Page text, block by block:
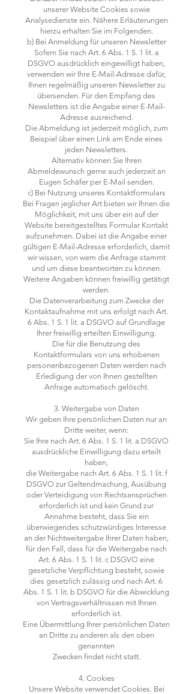
unserer Website Cookies sowie
Analysedienste ein. Nähere Erläuterungen
hierzu erhalten Sie im Folgenden.
b) Bei Anmeldung für unseren Newsletter
Sofern Sie nach Art. 6 Abs. 1 S. 1 lit. a
DSGVO ausdrücklich eingewilligt haben,
verwenden wir Ihre E-Mail-Adresse dafür,
Ihnen regelmäßig unseren Newsletter zu
übersenden. Für den Empfang des
Newsletters ist die Angabe einer E-Mail-
Adresse ausreichend.
Die Abmeldung ist jederzeit möglich, zum
Beispiel über einen Link am Ende eines
jeden Newsletters.
Alternativ können Sie Ihren
Abmeldewunsch gerne auch jederzeit an
Eugen Schäfer per E-Mail senden.
c) Bei Nutzung unseres Kontaktformulars
Bei Fragen jeglicher Art bieten wir Ihnen die
Möglichkeit, mit uns über ein auf der
Website bereitgestelltes Formular Kontakt
aufzunehmen. Dabei ist die Angabe einer
gültigen E-Mail-Adresse erforderlich, damit
wir wissen, von wem die Anfrage stammt
und um diese beantworten zu können.
Weitere Angaben können freiwillig getätigt
werden.
Die Datenverarbeitung zum Zwecke der
Kontaktaufnahme mit uns erfolgt nach Art.
6 Abs. 1 S. 1 lit. a DSGVO auf Grundlage
Ihrer freiwillig erteilten Einwilligung.
Die für die Benutzung des
Kontaktformulars von uns erhobenen
personenbezogenen Daten werden nach
Erledigung der von Ihnen gestellten
Anfrage automatisch gelöscht.
3. Weitergabe von Daten
Wir geben Ihre persönlichen Daten nur an
Dritte weiter, wenn:
Sie Ihre nach Art. 6 Abs. 1 S. 1 lit. a DSGVO
ausdrückliche Einwilligung dazu erteilt
haben,
die Weitergabe nach Art. 6 Abs. 1 S. 1 lit. f
DSGVO zur Geltendmachung, Ausübung
oder Verteidigung von Rechtsansprüchen
erforderlich ist und kein Grund zur
Annahme besteht, dass Sie ein
überwiegendes schutzwürdiges Interesse
an der Nichtweitergabe Ihrer Daten haben,
für den Fall, dass für die Weitergabe nach
Art. 6 Abs. 1 S. 1 lit. c DSGVO eine
gesetzliche Verpflichtung besteht, sowie
dies gesetzlich zulässig und nach Art. 6
Abs. 1 S. 1 lit. b DSGVO für die Abwicklung
von Vertragsverhältnissen mit Ihnen
erforderlich ist.
Eine Übermittlung Ihrer persönlichen Daten
an Dritte zu anderen als den oben
genannten
Zwecken findet nicht statt.
4. Cookies
Unsere Website verwendet Cookies. Bei